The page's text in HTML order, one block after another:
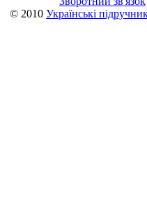
© 2010 Українські